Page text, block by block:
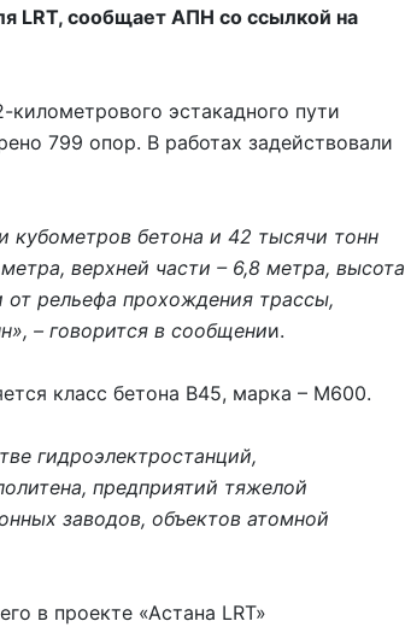
LRT, сообщает АПН со ссылкой на
эстакадного пути
799 опор. В работах задействовали
кубометров бетона и 42 тысячи тонн
верхней части – 6,8 метра, высота
рельефа прохождения трассы,
– говорится в сообщении.
класс бетона В45, марка – М600.
гидроэлектростанций,
предприятий тяжелой
заводов, объектов атомной
в проекте «Астана LRT»